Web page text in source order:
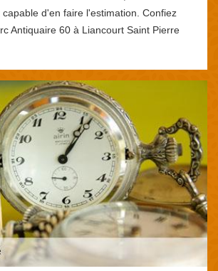
d'en faire l'estimation. Confiez
Antiquaire 60 à Liancourt Saint Pierre